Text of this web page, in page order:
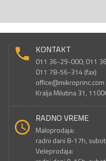
KONTAKT
011 36-29-000; 011
011 78-56-314 (fax)
office@mikroprinc.com
Kralja Milutina 31,
RADNO VREME
Maloprodaja:
radni dani 8-17h,
Veleprodaja: